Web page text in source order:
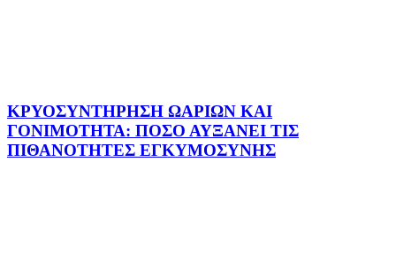
ΚΡΥΟΣΥΝΤΗΡΗΣΗ ΩΑΡΙΩΝ ΚΑΙ
ΓΟΝΙΜΟΤΗΤΑ: ΠΟΣΟ ΑΥΞΑΝΕΙ ΤΙΣ
ΠΙΘΑΝΟΤΗΤΕΣ ΕΓΚΥΜΟΣΥΝΗΣ